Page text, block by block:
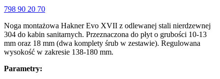
798 90 20 70
Noga montażowa Hakner Evo XVII z odlewanej stali nierdzewnej
304 do kabin sanitarnych. Przeznaczona do płyt o grubości 10-13
mm oraz 18 mm (dwa komplety śrub w zestawie). Regulowana
wysokość w zakresie 138-180 mm.
Parametry: